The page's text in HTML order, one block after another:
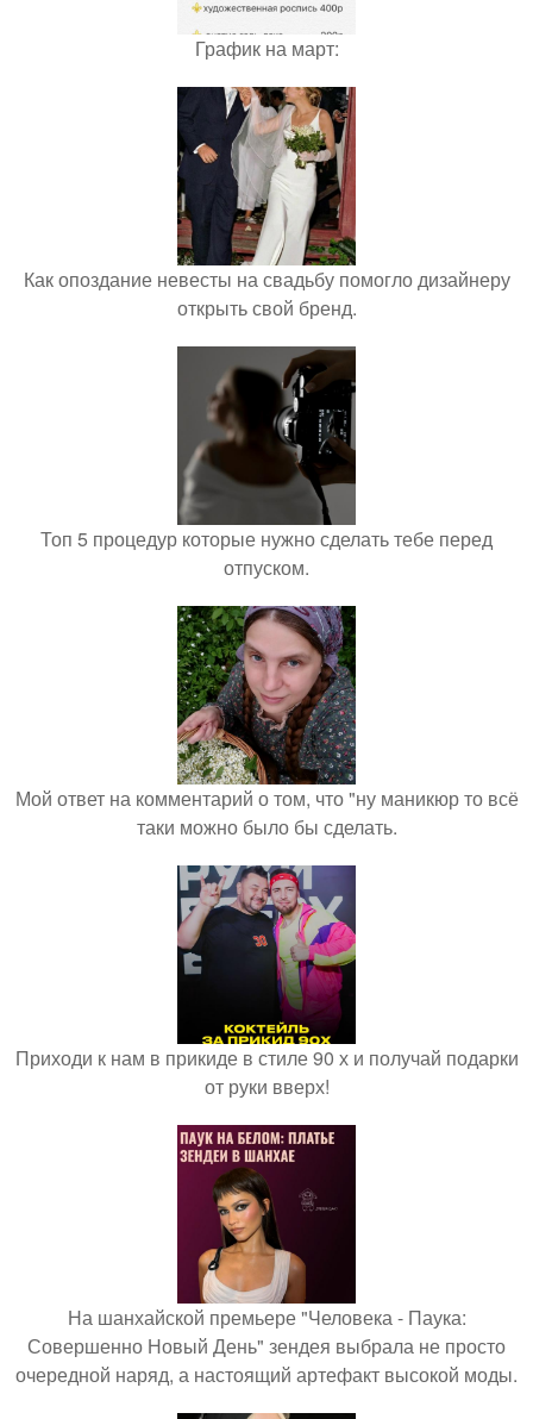
График на март:
Как опоздание невесты на свадьбу помогло дизайнеру
открыть свой бренд.
Топ 5 процедур которые нужно сделать тебе перед
отпуском.
Мой ответ на комментарий о том, что "ну маникюр то всё
таки можно было бы сделать.
Приходи к нам в прикиде в стиле 90 х и получай подарки
от руки вверх!
На шанхайской премьере "Человека - Паука:
Совершенно Новый День" зендея выбрала не просто
очередной наряд, а настоящий артефакт высокой моды.